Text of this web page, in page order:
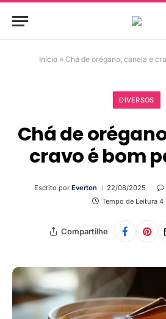
Início » Chá de orégano, canela e
DIVERSOS
Chá de
cravo é bom
Escrito por Everton 22/08/2025
Tempo de Leitura 4
Compartilhe